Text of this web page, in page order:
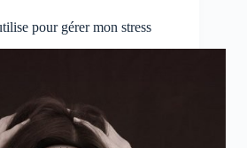
pour gérer mon stress